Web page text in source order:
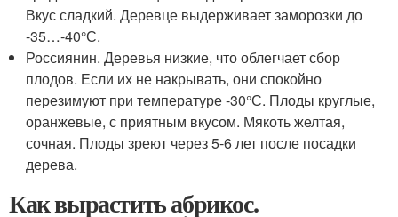
Вкус сладкий. Деревце выдерживает заморозки до
-35…-40°С.
Россиянин. Деревья низкие, что облегчает сбор
плодов. Если их не накрывать, они спокойно
перезимуют при температуре -30°С. Плоды круглые,
оранжевые, с приятным вкусом. Мякоть желтая,
сочная. Плоды зреют через 5-6 лет после посадки
дерева.
Как вырастить абрикос.